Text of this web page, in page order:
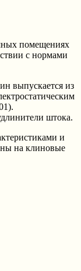
помещениях
с нормами
выпускается из
штока.
и
на клиновые